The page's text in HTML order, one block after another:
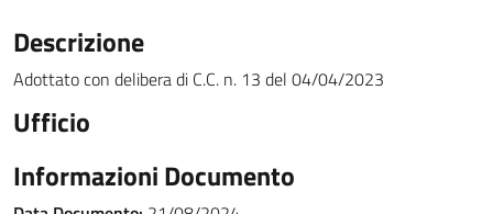
Descrizione
Adottato con delibera di C.C. n. 13 del 04/04/2023
Ufficio
Informazioni Documento